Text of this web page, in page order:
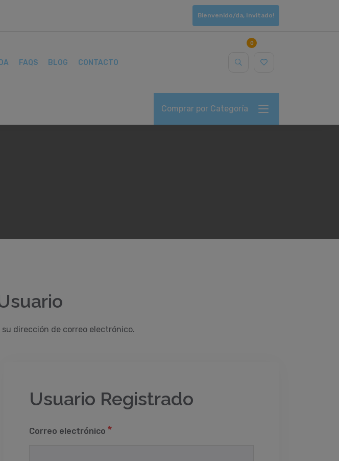
Bienvenido/da, Invitado!
FAQS BLOG CONTACTO
0
Comprar por Categoría
dirección de correo electrónico.
Usuario Registrado
Correo electrónico